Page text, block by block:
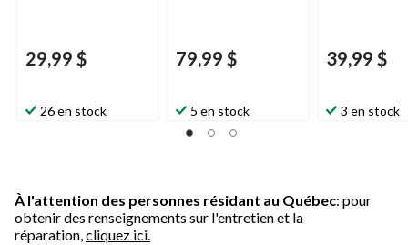
29,99 $
26 en stock
79,99 $
5 en stock
39,99 $
3 en stock
À l'attention des personnes résidant au Québec: pour
obtenir des renseignements sur l'entretien et la
réparation, cliquez ici.